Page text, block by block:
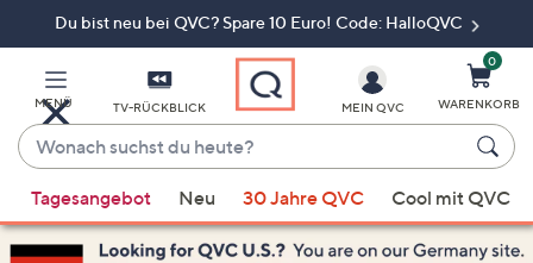
Du bist neu bei QVC? Spare 10 Euro! Code: HalloQVC
MENÜ TV-RÜCKBLICK
Wonach
suchst
du
heute?
Vorschläge
verfügbar
MEIN QVC
0
WARENKORB
Tagesangebot Neu 30 Jahre QVC Cool mit QVC